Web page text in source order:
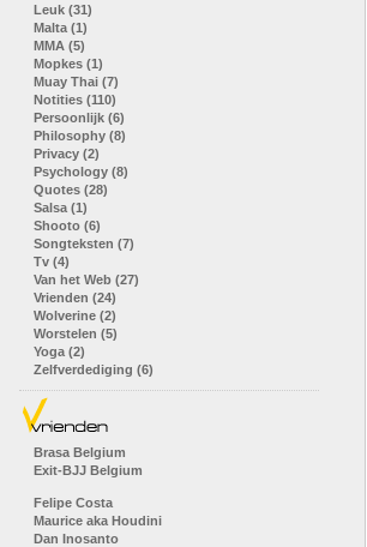
Leuk (31)
Malta (1)
MMA (5)
Mopkes (1)
Muay Thai (7)
Notities (110)
Persoonlijk (6)
Philosophy (8)
Privacy (2)
Psychology (8)
Quotes (28)
Salsa (1)
Shooto (6)
Songteksten (7)
Tv (4)
Van het Web (27)
Vrienden (24)
Wolverine (2)
Worstelen (5)
Yoga (2)
Zelfverdediging (6)
Brasa Belgium
Exit-BJJ Belgium
Felipe Costa
Maurice aka Houdini
Dan Inosanto